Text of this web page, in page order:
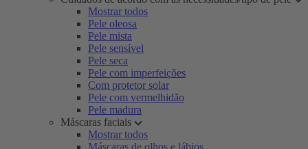
Mostrar todos
Pele oleosa
Pele mista
Pele sensível
Pele seca
Pele com imperfeições
Com protetor solar
Pele com vermelhidão
Pele madura
Máscaras faciais
Mostrar todos
Máscaras de olhos e lábios